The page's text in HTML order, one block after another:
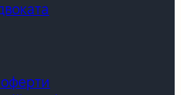
оферти